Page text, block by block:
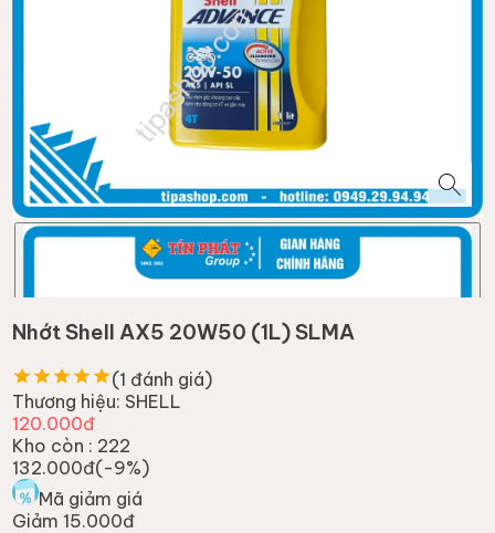
Nhớt Shell AX5 20W50 (1L) SLMA
(1 đánh giá)
Thương hiệu: SHELL
120.000đ
Kho còn : 222
132.000đ(-9%)
Mã giảm giá
Giảm 15.000đ